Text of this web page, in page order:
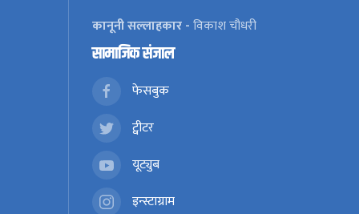
कानूनी सल्लाहकार -विकाश चौधरी
सामाजिक संजाल
फेसबुक
ट्वीटर
यूट्युब
इन्स्टाग्राम